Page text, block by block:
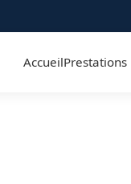
AccueilPrestations